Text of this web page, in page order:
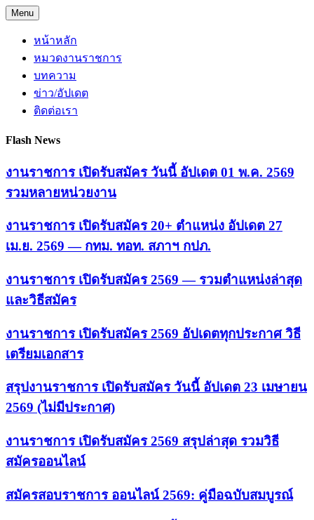
Skip
to
content
Menu
หน้าหลัก
หมวดงานราชการ
บทความ
ข่าว/อัปเดต
ติดต่อเรา
Flash News
งานราชการ เปิดรับสมัคร วันนี้ อัปเดต 01 พ.ค. 2569
รวมหลายหน่วยงาน
งานราชการ เปิดรับสมัคร 20+ ตำแหน่ง อัปเดต 27
เม.ย. 2569 — กทม. ทอท. สภาฯ กปภ.
งานราชการ เปิดรับสมัคร 2569 — รวมตำแหน่งล่าสุด
และวิธีสมัคร
งานราชการ เปิดรับสมัคร 2569 อัปเดตทุกประกาศ วิธี
เตรียมเอกสาร
สรุปงานราชการ เปิดรับสมัคร วันนี้ อัปเดต 23 เมษายน
2569 (ไม่มีประกาศ)
งานราชการ เปิดรับสมัคร 2569 สรุปล่าสุด รวมวิธี
สมัครออนไลน์
สมัครสอบราชการ ออนไลน์ 2569: คู่มือฉบับสมบูรณ์